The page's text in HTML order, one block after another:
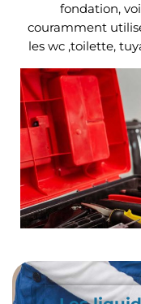
fondation,
couramment
les wc ,toilette,